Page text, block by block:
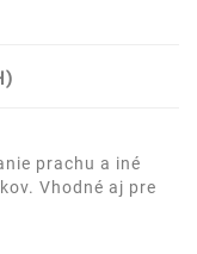
prachu a iné
Vhodné aj pre